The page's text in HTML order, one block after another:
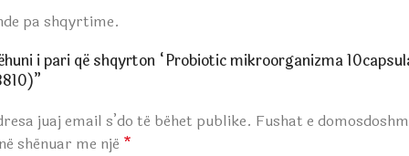
pa shqyrtime.
i pari që shqyrton “Probiotic mikroorganizma
juaj email s’do të bëhet publike. Fushat e
shënuar me një *